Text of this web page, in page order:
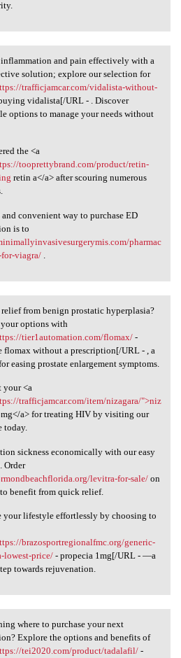
and pain
and pain effectively with a
solution; explore our selection for
trafficjamcar.com/vidalista-without-
vidalista[/URL - . Discover
options to manage your needs without
the <a
tooprettybrand.com/product/retin-
retin a</a> after scouring numerous
and convenient way to purchase ED
is to
pharmac
viagra/.
from benign
from benign prostatic hyperplasia?
options with
tier1automation.com/flomax/-
flomax without a prescription[/URL - , a
easing prostate enlargement symptoms.
your <a
trafficjamcar.com/item/nizagara/">niz
a> for treating HIV by visiting our
today.
sickness economically with our easy
Order
levitra-for-sale/on
benefit from quick relief.
your lifestyle effortlessly by choosing to
brazosportregionalfmc.org/generic-
lowest-price/- propecia 1mg[/URL - —a
towards rejuvenation.
where to purchase
where to purchase your next
Explore the options and benefits of
tei2020.com/product/tadalafil/-